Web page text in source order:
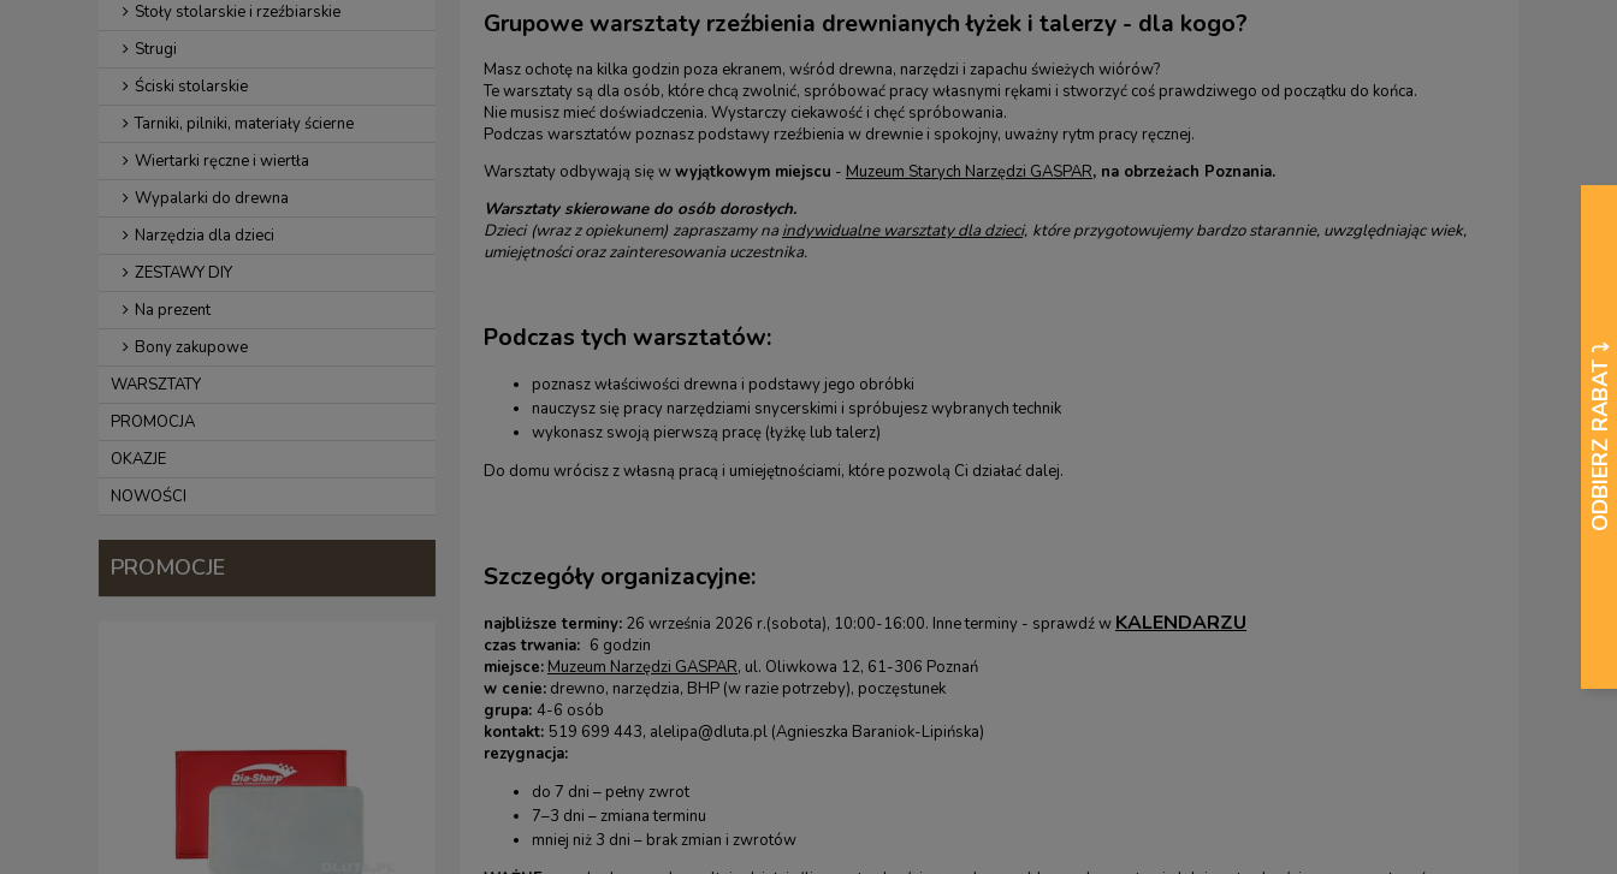
Stoły stolarskie i rzeźbiarskie
Strugi
Ściski stolarskie
Tarniki, pilniki, materiały ścierne
Wiertarki ręczne i wiertła
Wypalarki do drewna
Narzędzia dla dzieci
ZESTAWY DIY
Na prezent
Bony zakupowe
WARSZTATY
PROMOCJA
OKAZJE
NOWOŚCI
PROMOCJE
Grupowe warsztaty rzeźbienia drewnianych łyżek i talerzy - dla kogo?
Masz ochotę na kilka godzin poza ekranem, wśród drewna, narzędzi i zapachu świeżych wiórów?
Te warsztaty są dla osób, które chcą zwolnić, spróbować pracy własnymi rękami i stworzyć coś prawdziwego od początku do końca.
Nie musisz mieć doświadczenia. Wystarczy ciekawość i chęć spróbowania.
Podczas warsztatów poznasz podstawy rzeźbienia w drewnie i spokojny, uważny rytm pracy ręcznej.
Warsztaty odbywają się wwyjątkowym miejscu - Muzeum Starych Narzędzi GASPAR, na obrzeżach Poznania.
Warsztaty skierowane do osób dorosłych.
Dzieci (wraz z opiekunem) zapraszamy na indywidualne warsztaty dla dzieci, które przygotowujemy bardzo starannie, uwzględniając wiek,
umiejętności oraz zainteresowania uczestnika.
Podczas tych warsztatów:
poznasz właściwości drewna i podstawy jego obróbki
nauczysz się pracy narzędziami snycerskimi i spróbujesz wybranych technik
wykonasz swoją pierwszą pracę (łyżkę lub talerz)
Do domu wrócisz z własną pracą i umiejętnościami, które pozwolą Ci działać dalej.
Szczegóły organizacyjne:
najbliższe terminy: 26 września 2026 r.(sobota), 10:00-16:00. Inne terminy - sprawdź w KALENDARZU
czas trwania: 6 godzin
miejsce: Muzeum Narzędzi GASPAR, ul. Oliwkowa 12, 61-306 Poznań
w cenie: drewno, narzędzia, BHP (w razie potrzeby), poczęstunek
grupa: 4-6 osób
kontakt: 519 699 443, alelipa@dluta.pl (Agnieszka Baraniok-Lipińska)
rezygnacja:
do 7 dni – pełny zwrot
7–3 dni – zmiana terminu
mniej niż 3 dni – brak zmian i zwrotów